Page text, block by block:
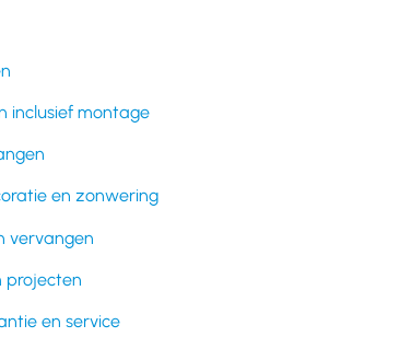
inclusief montage
en zonwering
vervangen
projecten
en service